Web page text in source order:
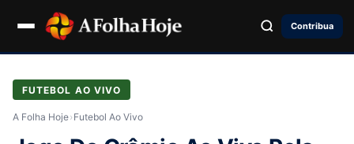
Contribua
FUTEBOL AO VIVO
A Folha Hoje› Futebol Ao Vivo